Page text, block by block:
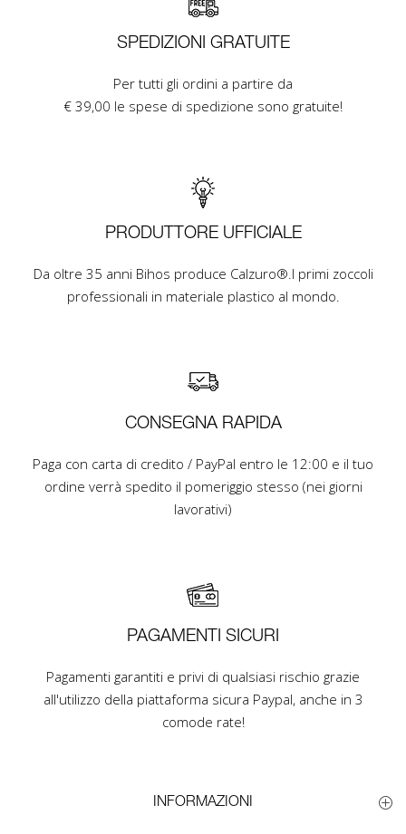
SPEDIZIONI GRATUITE
Per tutti gli ordini a partire da
€ 39,00 le spese di spedizione sono gratuite!
PRODUTTORE UFFICIALE
Da oltre 35 anni Bihos produce Calzuro®.I primi zoccoli
professionali in materiale plastico al mondo.
CONSEGNA RAPIDA
Paga con carta di credito / PayPal entro le 12:00 e il tuo
ordine verrà spedito il pomeriggio stesso (nei giorni
lavorativi)
PAGAMENTI SICURI
Pagamenti garantiti e privi di qualsiasi rischio grazie
all'utilizzo della piattaforma sicura Paypal, anche in 3
comode rate!
INFORMAZIONI